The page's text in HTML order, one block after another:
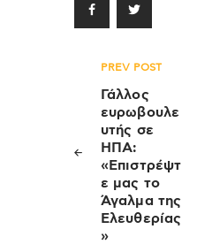
Πλοήγηση
άρθρων
PREV POST
Γάλλος
ευρωβουλε
υτής σε
ΗΠΑ:
«Επιστρέψτ
ε μας το
Άγαλμα της
Ελευθερίας
»